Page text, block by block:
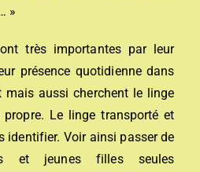
»
très importantes par leur
présence quotidienne dans
mais aussi cherchent le linge
Le linge transporté et
identifier. Voir ainsi passer de
et jeunes filles seules